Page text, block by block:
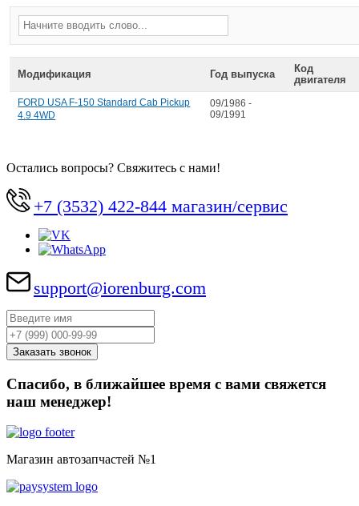
Модификация Год выпуска
Код
двигателя
FORD USA F-150 Standard Cab Pickup
4.9 4WD
09/1986 -
09/1991
Остались вопросы? Свяжитесь с нами!
+7 (3532) 422-844 магазин/сервис
support@iorenburg.com
Спасибо, в ближайшее время с вами свяжется
наш менеджер!
Магазин автозапчастей №1